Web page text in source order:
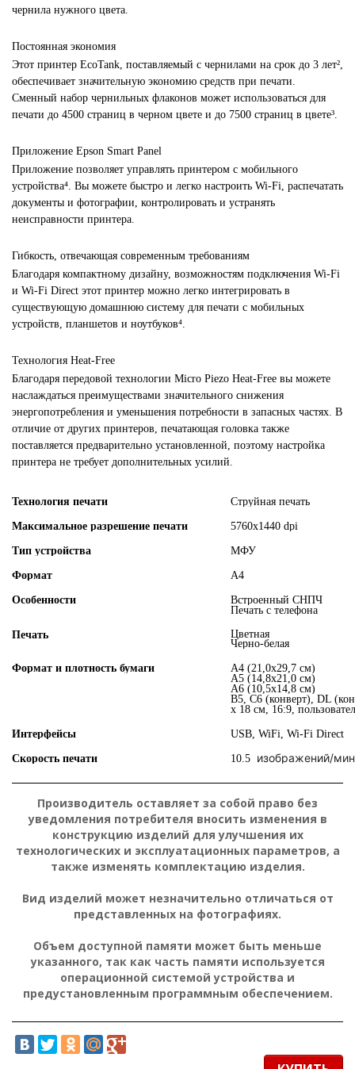
чернила нужного цвета.
Постоянная экономия
Этот принтер EcoTank, поставляемый с чернилами на срок до 3 лет²,
обеспечивает значительную экономию средств при печати.
Сменный набор чернильных флаконов может использоваться для
печати до 4500 страниц в черном цвете и до 7500 страниц в цвете³.
Приложение Epson Smart Panel
Приложение позволяет управлять принтером с мобильного
устройства⁴. Вы можете быстро и легко настроить Wi-Fi, распечатать
документы и фотографии, контролировать и устранять
неисправности принтера.
Гибкость, отвечающая современным требованиям
Благодаря компактному дизайну, возможностям подключения Wi-Fi
и Wi-Fi Direct этот принтер можно легко интегрировать в
существующую домашнюю систему для печати с мобильных
устройств, планшетов и ноутбуков⁴.
Технология Heat-Free
Благодаря передовой технологии Micro Piezo Heat-Free вы можете
наслаждаться преимуществами значительного снижения
энергопотребления и уменьшения потребности в запасных частях. В
отличие от других принтеров, печатающая головка также
поставляется предварительно установленной, поэтому настройка
принтера не требует дополнительных усилий.
Технология печати Струйная печать
Максимальное разрешение печати 5760х1440 dpi
Тип устройства МФУ
Формат А4
Особенности
Встроенный СНПЧ
Печать с телефона
Печать
Цветная
Черно-белая
Формат и плотность бумаги
A4 (21,0x29,7 см)
A5 (14,8x21,0 см)
A6 (10,5x14,8 см)
B5, C6 (конверт), DL
x 18 см, 16:9,
Интерфейсы USB, WiFi, Wi-Fi Direct
Скорость печати 10.5 изображений/мин
Производитель оставляет за собой право без
уведомления потребителя вносить изменения в
конструкцию изделий для улучшения их
технологических и эксплуатационных параметров, а
также изменять комплектацию изделия.
Вид изделий может незначительно отличаться от
представленных на фотографиях.
Объем доступной памяти может быть меньше
указанного, так как часть памяти используется
операционной системой устройства и
предустановленным программным обеспечением.